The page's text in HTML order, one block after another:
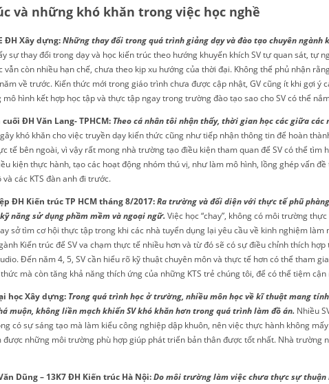
và những khó khăn trong việc học nghề
ĐH Xây dựng:Những thay đổi trong quá trình giảng dạy và đào tạo chuyên
sự thay đổi trong dạy và học kiến trúc theo hướng khuyến khích SV tự quan sát, tự
vẫn còn nhiều hạn chế, chưa theo kịp xu hướng của thời đại. Không thể phủ nhận
về trước. Kiến thức mới trong giáo trình chưa được cập nhật, GV cũng ít khi gợi
hình kết hợp học tập và thực tập ngay trong trường đào tạo sao cho SV có thể
ĐH Văn Lang- TPHCM:Theo cá nhân tôi nhận thấy, thời gian học các giữa
khó khăn cho việc truyền dạy kiến thức cũng như tiếp nhận thông tin để hoàn
tế bên ngoài, vì vậy rất mong nhà trường tạo điều kiện tham quan để SV có thể
kiện thực hành, tạo các hoạt động nhóm thú vị, như làm mô hình, lồng ghép vấn
các KTS đàn anh đi trước.
ĐH Kiến trúc TP HCM tháng 8/2017:Ra trường và đối diện với thực tế phũ
năng sử dụng phầm mềm và ngoại ngữ. Việc học “chay”, không có môi trường
sở tìm cơ hội thực tập trong khi các nhà tuyển dụng lại yêu cầu về kinh nghiệm
Kiến trúc để SV va chạm thực tế nhiều hơn và từ đó sẽ có sự điều chỉnh thích
Đến năm 4, 5, SV cần hiểu rõ kỹ thuật chuyên môn và thực tế hơn có thể tham
mà còn tăng khả năng thích ứng của những KTS trẻ chúng tôi, để có thể tiệm
học Xây dựng:Trong quá trình học ở trường, nhiều môn học về kĩ thuật mang
muộn, không liền mạch khiến SV khó khăn hơn trong quá trình làm đồ án. Nhiều
có sự sáng tạo mà làm kiểu công nghiệp dập khuôn, nên việc thực hành không
những môi trường phù hợp giúp phát triển bản thân được tốt nhất. Nhà trường
Dũng – 13K7 ĐH Kiến trúc Hà Nội:Do môi trường làm việc chưa thực sự thuận